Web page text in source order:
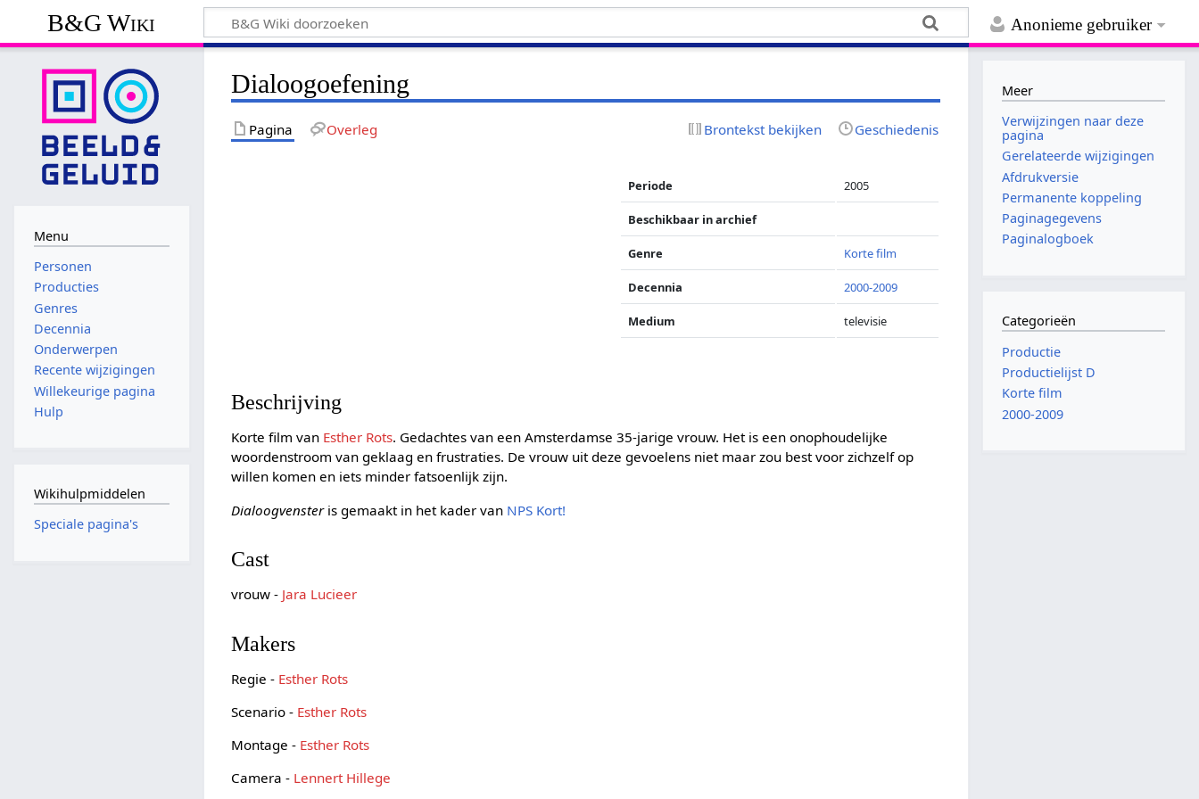
Anonieme gebruiker
B&G Wiki
Dialoogoefening
Pagina Overleg Brontekst bekijken Geschiedenis
Periode 2005
Beschikbaar in archief
Genre Korte film
Decennia 2000-2009
Medium televisie
Beschrijving
Korte film van Esther Rots. Gedachtes van een Amsterdamse 35-jarige vrouw. Het is een onophoudelijke
woordenstroom van geklaag en frustraties. De vrouw uit deze gevoelens niet maar zou best voor zichzelf op
willen komen en iets minder fatsoenlijk zijn.
Dialoogvensteris gemaakt in het kader van NPS Kort!
Cast
vrouw - Jara Lucieer
Makers
Regie - Esther Rots
Scenario - Esther Rots
Montage - Esther Rots
Camera - Lennert Hillege
Menu
Personen
Producties
Genres
Decennia
Onderwerpen
Recente wijzigingen
Willekeurige pagina
Hulp
Wikihulpmiddelen
Speciale pagina's
Meer
Verwijzingen naar deze
pagina
Gerelateerde wijzigingen
Afdrukversie
Permanente koppeling
Paginagegevens
Paginalogboek
Categorieën
Productie
Productielijst D
Korte film
2000-2009